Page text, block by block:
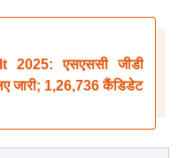
2025: एसएससी जीडी
जारी; 1,26,736 कैंडिडेट